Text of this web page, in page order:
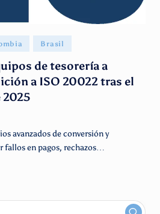
Brasil
de tesorería a
a ISO 20022 tras el
2025
avanzados de conversión y
fallos en pagos, rechazos…